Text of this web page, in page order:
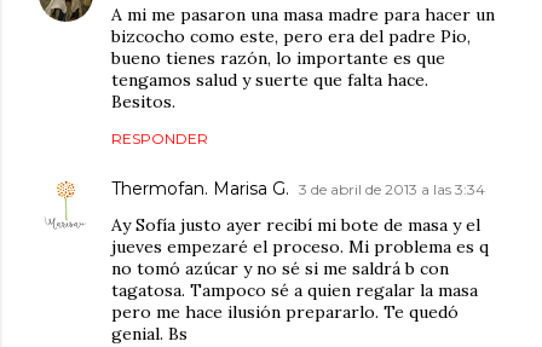
A mi me pasaron una masa madre para hacer un
bizcocho como este, pero era del padre Pio,
bueno tienes razón, lo importante es que
tengamos salud y suerte que falta hace.
Besitos.
RESPONDER
Thermofan. Marisa G. 3 de abril de 2013 a las 3:34
Ay Sofía justo ayer recibí mi bote de masa y el
jueves empezaré el proceso. Mi problema es q
no tomó azúcar y no sé si me saldrá b con
tagatosa. Tampoco sé a quien regalar la masa
pero me hace ilusión prepararlo. Te quedó
genial. Bs